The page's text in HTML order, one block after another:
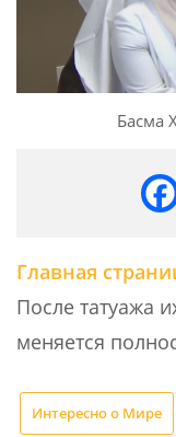
Басма
Главная
После татуажа
меняется
Интересно о Мире